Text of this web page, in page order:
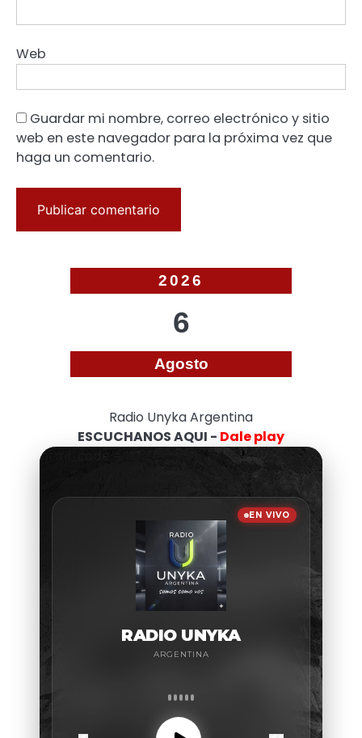
Web
Guardar mi nombre, correo electrónico y sitio
web en este navegador para la próxima vez que
haga un comentario.
2026
6
Agosto
Radio Unyka Argentina
ESCUCHANOS AQUI - Dale play